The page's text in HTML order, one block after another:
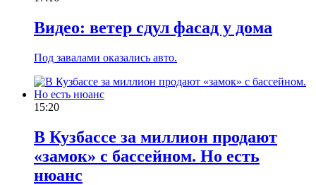
Видео: ветер сдул фасад у дома
Под завалами оказались авто.
15:20
В Кузбассе за миллион продают
«замок» с бассейном. Но есть
нюанс